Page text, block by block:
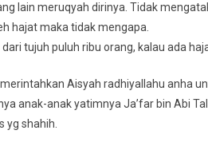
lain meruqyah dirinya. Tidak
hajat maka tidak mengapa.
tujuh puluh ribu orang, kalau ada
anak-anak yatimnya Ja’far bin Abi
yg shahih.